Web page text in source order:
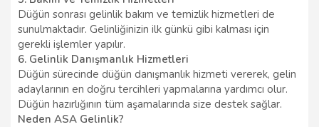
Düğün sonrası gelinlik bakım ve temizlik hizmetleri de
sunulmaktadır. Gelinliğinizin ilk günkü gibi kalması için
gerekli işlemler yapılır.
6. Gelinlik Danışmanlık Hizmetleri
Düğün sürecinde düğün danışmanlık hizmeti vererek, gelin
adaylarının en doğru tercihleri yapmalarına yardımcı olur.
Düğün hazırlığının tüm aşamalarında size destek sağlar.
Neden ASA Gelinlik?